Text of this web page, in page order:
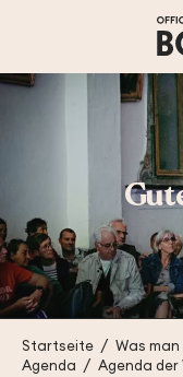
principal
Startseite
Was
Agenda
Agenda der